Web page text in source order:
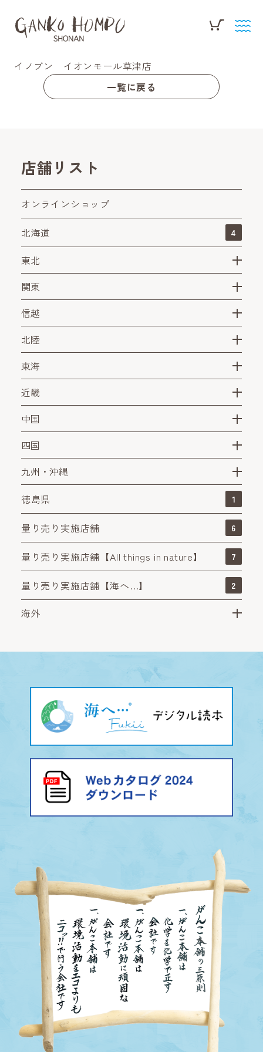
イノブン イオンモール草津店
一覧に戻る
店舗リスト
オンラインショップ
北海道 4
東北
関東
信越
北陸
東海
近畿
中国
四国
九州・沖縄
徳島県
1
量り売り実施店舗 6
量り売り実施店舗【All things in nature】 7
量り売り実施店舗【海へ…】 2
海外